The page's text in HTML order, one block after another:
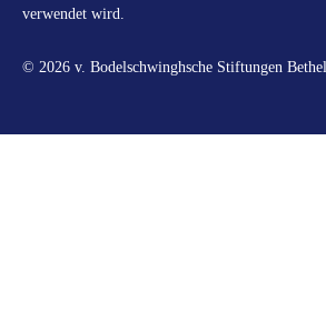
verwendet wird.
© 2026 v. Bodelschwinghsche Stiftungen Bethel